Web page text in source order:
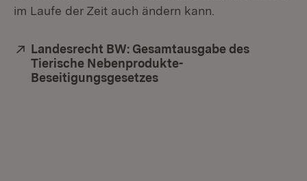
im Laufe der Zeit auch ändern kann.
Extern:
Landesrecht BW: Gesamtausgabe des
Tierische Nebenprodukte-
Beseitigungsgesetzes